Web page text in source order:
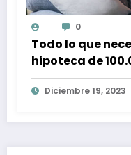
0
Todo lo que
hipoteca de
Diciembre 19, 2023